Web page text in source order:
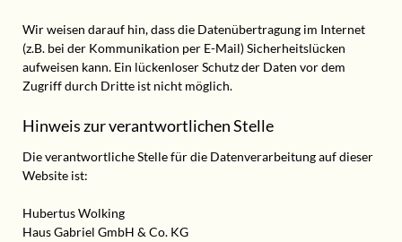
Wir weisen darauf hin, dass die Datenübertragung im Internet
(z.B. bei der Kommunikation per E-Mail) Sicherheitslücken
aufweisen kann. Ein lückenloser Schutz der Daten vor dem
Zugriff durch Dritte ist nicht möglich.
Hinweis zur verantwortlichen Stelle
Die verantwortliche Stelle für die Datenverarbeitung auf dieser
Website ist:
Hubertus Wolking
Haus Gabriel GmbH & Co. KG